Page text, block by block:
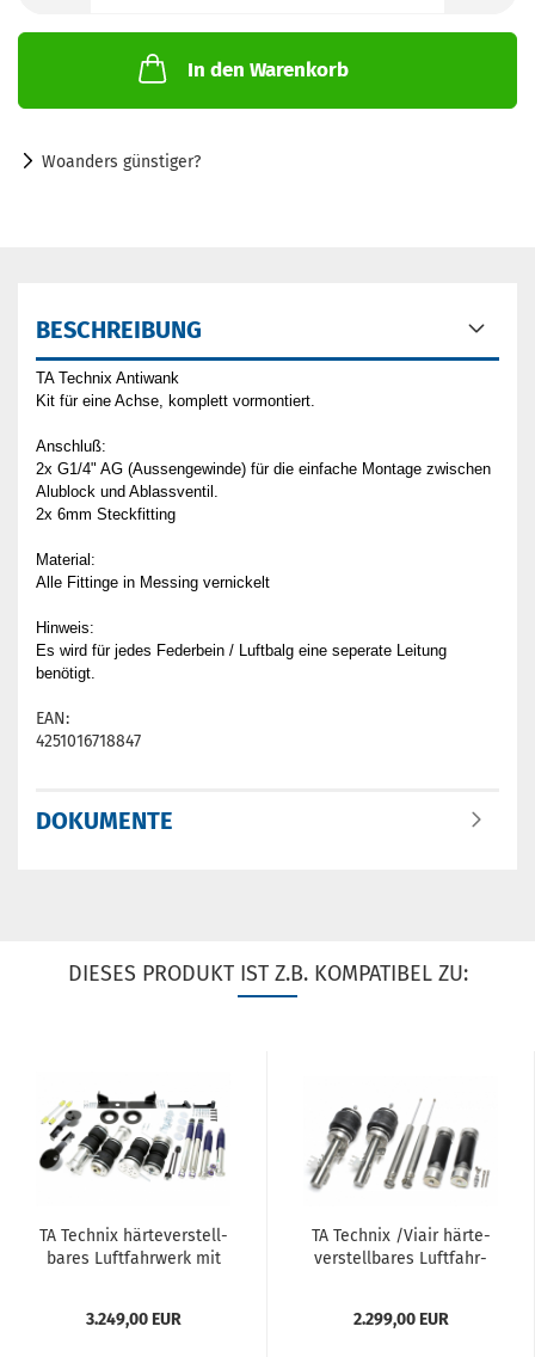
In den Warenkorb
Woanders günstiger?
BESCHREIBUNG
TA Technix Antiwank
Kit für eine Achse, komplett vormontiert.
Anschluß:
2x G1/4" AG (Aussengewinde) für die einfache Montage zwischen
Alublock und Ablassventil.
2x 6mm Steckfitting
Material:
Alle Fittinge in Messing vernickelt
Hinweis:
Es wird für jedes Federbein / Luftbalg eine seperate Leitung
benötigt.
EAN:
4251016718847
DOKUMENTE
DIESES PRODUKT IST Z.B. KOMPATIBEL ZU:
TA Tech­nix här­te­ver­stell­
ba­res Luft­fahr­werk mit
Klas­se R107,...
3.249,00 EUR
TA Tech­nix /Viair här­te­
ver­stell­ba­res Luft­fahr­
Skoda...
2.299,00 EUR